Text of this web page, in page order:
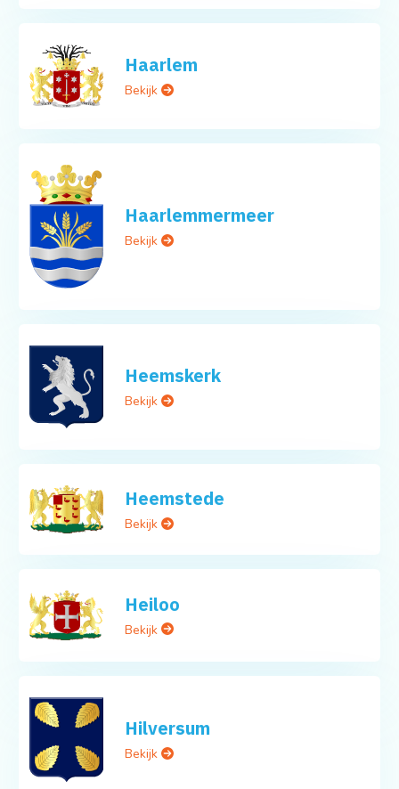
Haarlem
Bekijk
Haarlemmermeer
Bekijk
Heemskerk
Bekijk
Heemstede
Bekijk
Heiloo
Bekijk
Hilversum
Bekijk